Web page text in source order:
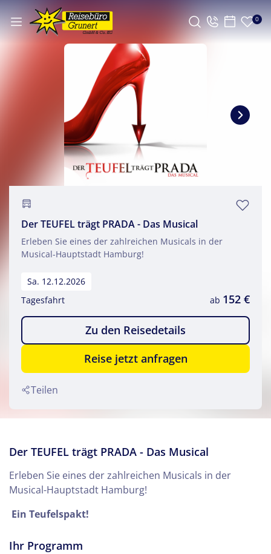
0
Der TEUFEL trägt PRADA - Das Musical
Erleben Sie eines der zahlreichen Musicals in der
Musical-Hauptstadt Hamburg!
Sa. 12.12.2026
Tagesfahrt
ab 152 €
Zu den Reisedetails
Reise jetzt anfragen
Teilen
Der TEUFEL trägt PRADA - Das Musical
Erleben Sie eines der zahlreichen Musicals in der
Musical-Hauptstadt Hamburg!
Ein Teufelspakt!
Ihr Programm